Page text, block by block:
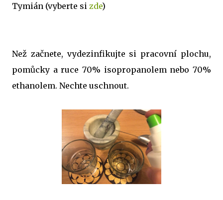
Tymián (vyberte si zde)
Než začnete, vydezinfikujte si pracovní plochu,
pomůcky a ruce 70% isopropanolem nebo 70%
ethanolem. Nechte uschnout.